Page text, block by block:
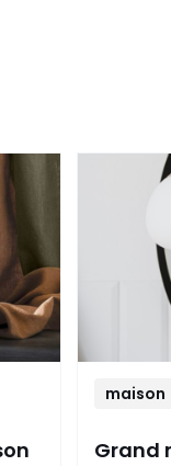
maison
Grand